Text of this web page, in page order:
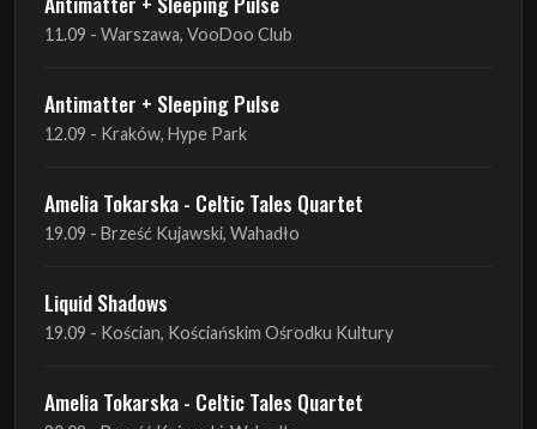
12.09 - Kraków, Hype Park
Amelia Tokarska - Celtic Tales Quartet
19.09 - Brześć Kujawski, Wahadło
Liquid Shadows
19.09 - Kościan, Kościańskim Ośrodku Kultury
Amelia Tokarska - Celtic Tales Quartet
20.09 - Brześć Kujawski, Wahadło
Red Sand